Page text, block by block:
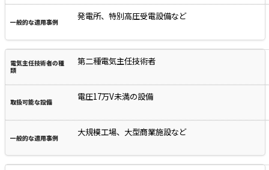
発電所、特別高圧受電設備など
第二種電気主任技術者
電圧17万V未満の設備
大規模工場、大型商業施設など